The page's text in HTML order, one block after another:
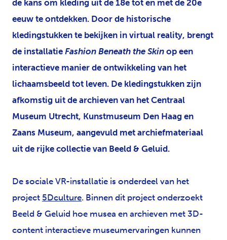
de kans om kleding uit de 18e tot en met de 20e
eeuw te ontdekken. Door de historische
kledingstukken te bekijken in virtual reality, brengt
de installatie Fashion Beneath the Skin op een
interactieve manier de ontwikkeling van het
lichaamsbeeld tot leven. De kledingstukken zijn
afkomstig uit de archieven van het Centraal
Museum Utrecht, Kunstmuseum Den Haag en
Zaans Museum, aangevuld met archiefmateriaal
uit de rijke collectie van Beeld & Geluid.
De sociale VR-installatie is onderdeel van het
project 5Dculture. Binnen dit project onderzoekt
Beeld & Geluid hoe musea en archieven met 3D-
content interactieve museumervaringen kunnen